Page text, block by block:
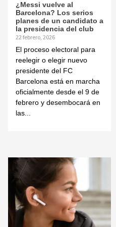
¿Messi vuelve al
Barcelona? Los serios
planes de un candidato a
la presidencia del club
22 febrero, 2026
El proceso electoral para
reelegir o elegir nuevo
presidente del FC
Barcelona está en marcha
oficialmente desde el 9 de
febrero y desembocará en
las...